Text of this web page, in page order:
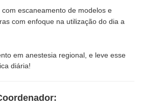
escaneamento de modelos e
com enfoque na utilização do dia a
em anestesia regional, e leve esse
diária!